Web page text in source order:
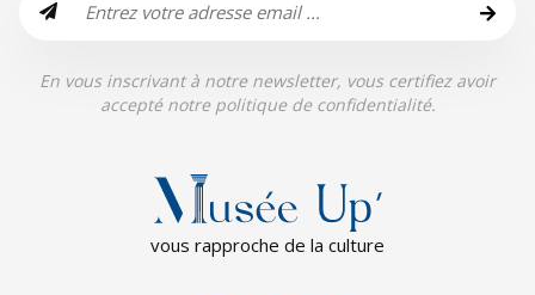
En vous inscrivant à notre newsletter, vous certifiez avoir
accepté notre politique de confidentialité.
vous rapproche de la culture